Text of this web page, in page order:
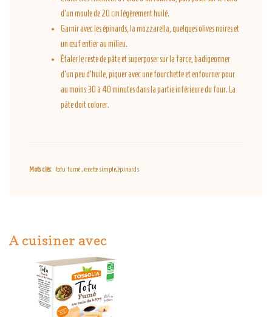
d’un moule de 20 cm légèrement huilé.
Garnir avec les épinards, la mozzarella, quelques olives noires et
un œuf entier au milieu.
Étaler le reste de pâte et superposer sur la farce, badigeonner
d’un peu d’huile, piquer avec une fourchette et enfourner pour
au moins 30 à 40 minutes dans la partie inférieure du four. La
pâte doit colorer.
Mots clés: tofu fumé , recette simple, épinards
A cuisiner avec